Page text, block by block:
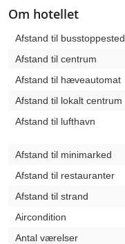
Om hotellet
Afstand til busstoppested
Afstand til centrum
Afstand til hæveautomat
Afstand til lokalt centrum
Afstand til lufthavn
Afstand til minimarked
Afstand til restauranter
Afstand til strand
Aircondition
Antal værelser